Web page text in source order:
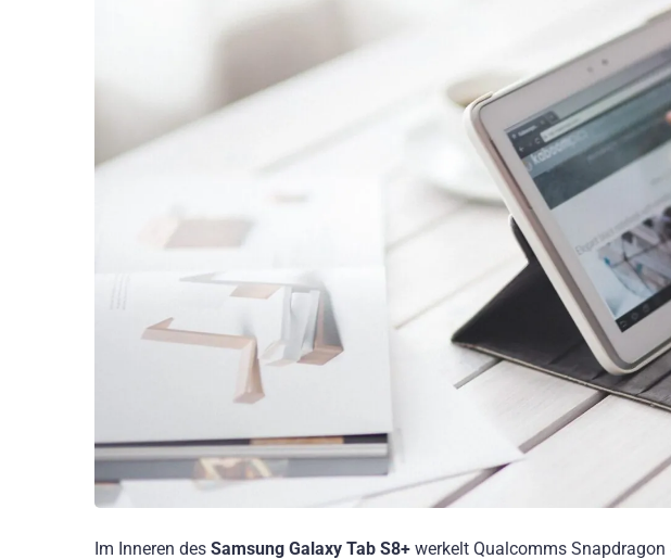
Im Inneren des Samsung Galaxy Tab S8+ werkelt Qualcomms Snapdragon